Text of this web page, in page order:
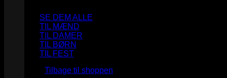
Ingen varer i kurven.
Tilbage til shoppen
SE DEM ALLE
TIL MÆND
TIL DAMER
TIL BØRN
TIL FEST